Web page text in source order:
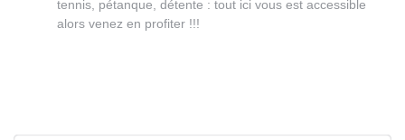
tennis, pétanque, détente : tout ici vous est accessible
alors venez en profiter !!!